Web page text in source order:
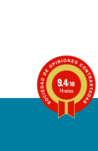
9.4/10
74 notas